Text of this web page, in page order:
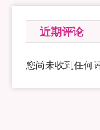
近期评论
您尚未收到任何